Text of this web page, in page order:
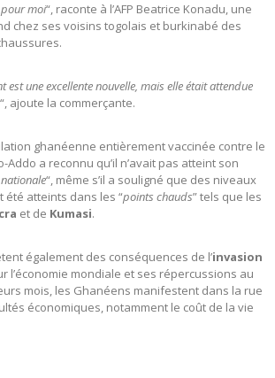
pour moi“, raconte à l’AFP Beatrice Konadu, une
chez ses voisins togolais et burkinabé des
est une excellente nouvelle, mais elle était attendue
“, ajoute la commerçante.
ghanéenne entièrement vaccinée contre le
Addo a reconnu qu’il n’avait pas atteint son
“, même s’il a souligné que des niveaux
été atteints dans les “points chauds” tels que les
et de Kumasi.
également des conséquences de l’invasion
l’économie mondiale et ses répercussions au
mois, les Ghanéens manifestent dans la rue
économiques, notamment le coût de la vie